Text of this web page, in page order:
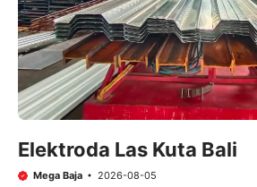
Elektroda Las Kuta Bali
Mega Baja 2026-08-05